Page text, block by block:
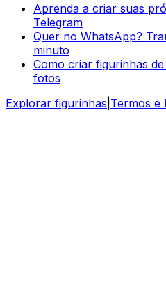
Aprenda a criar suas
Telegram
Quer no WhatsApp?
minuto
Como criar figurinhas
fotos
Explorar figurinhas Termos e